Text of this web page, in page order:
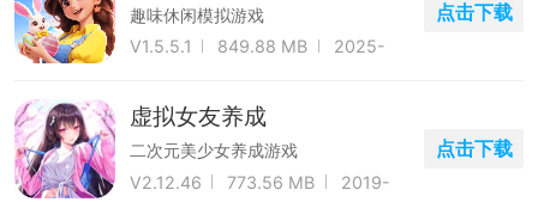
趣味休闲模拟游戏
V1.5.5.1
849.88 MB
2025-
点击下载
虚拟女友养成
二次元美少女养成游戏
V2.12.46
773.56 MB
2019-
点击下载